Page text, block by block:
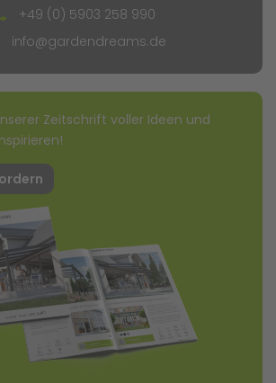
+49 (0) 5903 258 990
info@gardendreams.de
Zeitschrift voller Ideen und